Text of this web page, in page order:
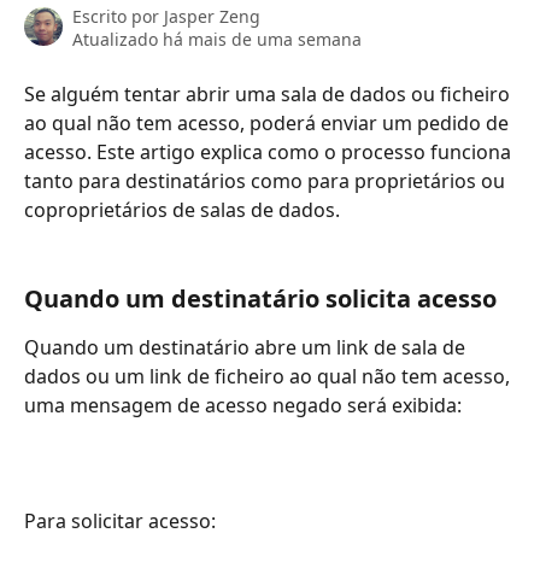
Escrito por Jasper Zeng
Atualizado há mais de uma semana
Se alguém tentar abrir uma sala de dados ou ficheiro
ao qual não tem acesso, poderá enviar um pedido de
acesso. Este artigo explica como o processo funciona
tanto para destinatários como para proprietários ou
coproprietários de salas de dados.
Quando um destinatário solicita acesso
Quando um destinatário abre um link de sala de
dados ou um link de ficheiro ao qual não tem acesso,
uma mensagem de acesso negado será exibida:
Para solicitar acesso: